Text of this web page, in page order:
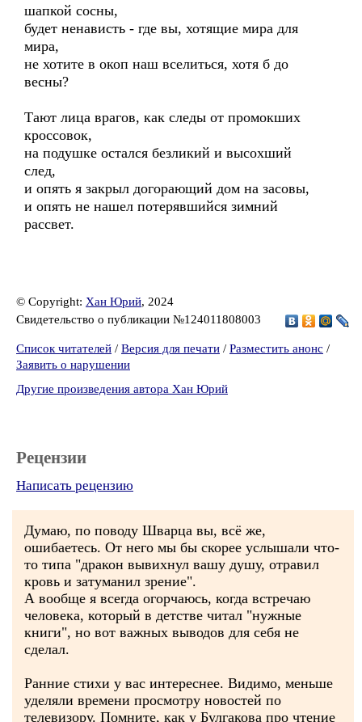
шапкой сосны,
будет ненависть - где вы, хотящие мира для
мира,
не хотите в окоп наш вселиться, хотя б до
весны?
Тают лица врагов, как следы от промокших
кроссовок,
на подушке остался безликий и высохший
след,
и опять я закрыл догорающий дом на засовы,
и опять не нашел потерявшийся зимний
рассвет.
© Copyright: Хан Юрий, 2024
Свидетельство о публикации №124011808003
Список читателей / Версия для печати / Разместить анонс /
Заявить о нарушении
Другие произведения автора Хан Юрий
Рецензии
Написать рецензию
Думаю, по поводу Шварца вы, всё же,
ошибаетесь. От него мы бы скорее услышали что-
то типа "дракон вывихнул вашу душу, отравил
кровь и затуманил зрение".
А вообще я всегда огорчаюсь, когда встречаю
человека, который в детстве читал "нужные
книги", но вот важных выводов для себя не
сделал.
Ранние стихи у вас интереснее. Видимо, меньше
уделяли времени просмотру новостей по
телевизору. Помните, как у Булгакова про чтение